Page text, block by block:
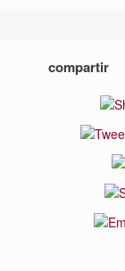
compartir